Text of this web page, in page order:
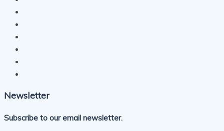
Newsletter
Subscribe to our email newsletter.